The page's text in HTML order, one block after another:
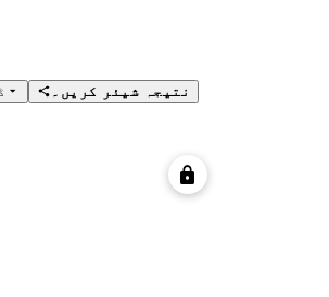
نتیجہ شیئر کریں۔